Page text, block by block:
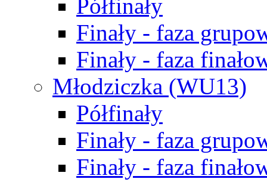
Półfinały
Finały - faza
Finały - faza
Młodziczka (WU13)
Półfinały
Finały - faza
Finały - faza